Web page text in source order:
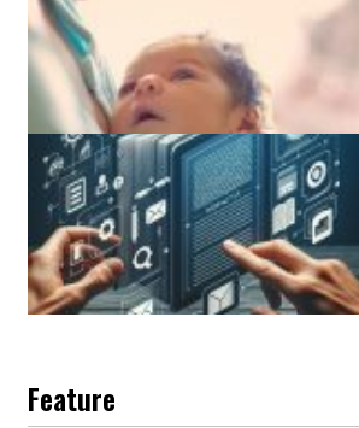
Feature